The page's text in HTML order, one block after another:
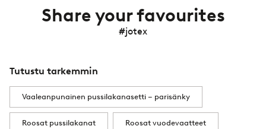
Share your favourites
#jotex
Tutustu tarkemmin
Vaaleanpunainen pussilakanasetti – parisänky
Roosat pussilakanat Roosat vuodevaatteet